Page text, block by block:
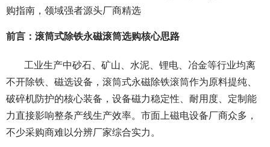
购指南，领域强者源头厂商精选
前言：滚筒式除铁永磁滚筒选购核心思路
工业生产中砂石、矿山、水泥、锂电、冶金等行业均离
不开除铁、磁选设备，滚筒式永磁除铁滚筒作为原料提纯、
破碎机防护的核心装备，设备磁力稳定性、耐用度、定制能
力直接影响整条产线生产效率。市面上磁电设备厂商众多，
不少采购商难以分辨厂家综合实力。